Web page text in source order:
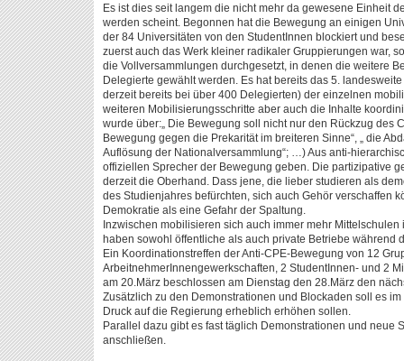
Es ist dies seit langem die nicht mehr da gewesene Einheit
werden scheint. Begonnen hat die Bewegung an einigen
der 84 Universitäten von den StudentInnen blockiert und
zuerst auch das Werk kleiner radikaler Gruppierungen war,
die Vollversammlungen durchgesetzt, in denen die weitere
Delegierte gewählt werden. Es hat bereits das 5.
derzeit bereits bei über 400 Delegierten) der einzelnen
weiteren Mobilisierungsschritte aber auch die Inhalte
wurde über:„ Die Bewegung soll nicht nur den Rückzug des
Bewegung gegen die Prekarität im breiteren Sinne“, „ die
Auflösung der Nationalversammlung“; …) Aus anti-
offiziellen Sprecher der Bewegung geben. Die partizipative
derzeit die Oberhand. Dass jene, die lieber studieren als
des Studienjahres befürchten, sich auch Gehör verschaffen
Demokratie als eine Gefahr der Spaltung.
Inzwischen mobilisieren sich auch immer mehr
haben sowohl öffentliche als auch private Betriebe während
Ein Koordinationstreffen der Anti-CPE-Bewegung von 12
ArbeitnehmerInnengewerkschaften, 2 StudentInnen- und 2
am 20.März beschlossen am Dienstag den 28.März den
Zusätzlich zu den Demonstrationen und Blockaden soll es
Druck auf die Regierung erheblich erhöhen sollen.
Parallel dazu gibt es fast täglich Demonstrationen und neue
anschließen.